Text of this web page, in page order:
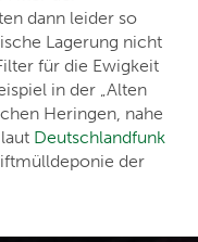
dann leider so
Lagerung nicht
für die Ewigkeit
in der „Alten
Heringen, nahe
Deutschlandfunk
der